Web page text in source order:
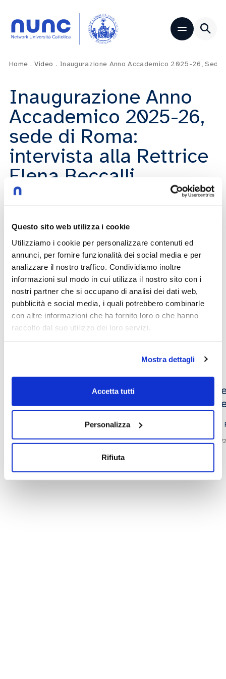
Questo sito web utilizza i cookie
Utilizziamo i cookie per personalizzare contenuti ed
annunci, per fornire funzionalità dei social media e per
analizzare il nostro traffico. Condividiamo inoltre
informazioni sul modo in cui utilizza il nostro sito con i
nostri partner che si occupano di analisi dei dati web,
pubblicità e social media, i quali potrebbero combinarle
con altre informazioni che ha fornito loro o che hanno
raccolto dal suo utilizzo dei loro servizi.
Mostra dettagli
Accetta tutti
Personalizza
Rifiuta
Home . Video . Inaugurazione Anno Accademico 2025-26,
Inaugurazione Anno
Accademico 2025-26,
sede di Roma:
intervista alla Rettrice
Elena Beccalli
Play now
Altri video che potrebbero
Le isole dell’ingiustizia e la giustizia
del ritorno
03/04/2023 28/01/